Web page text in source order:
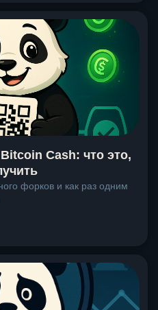
Cash: что это,
форков и как раз одним